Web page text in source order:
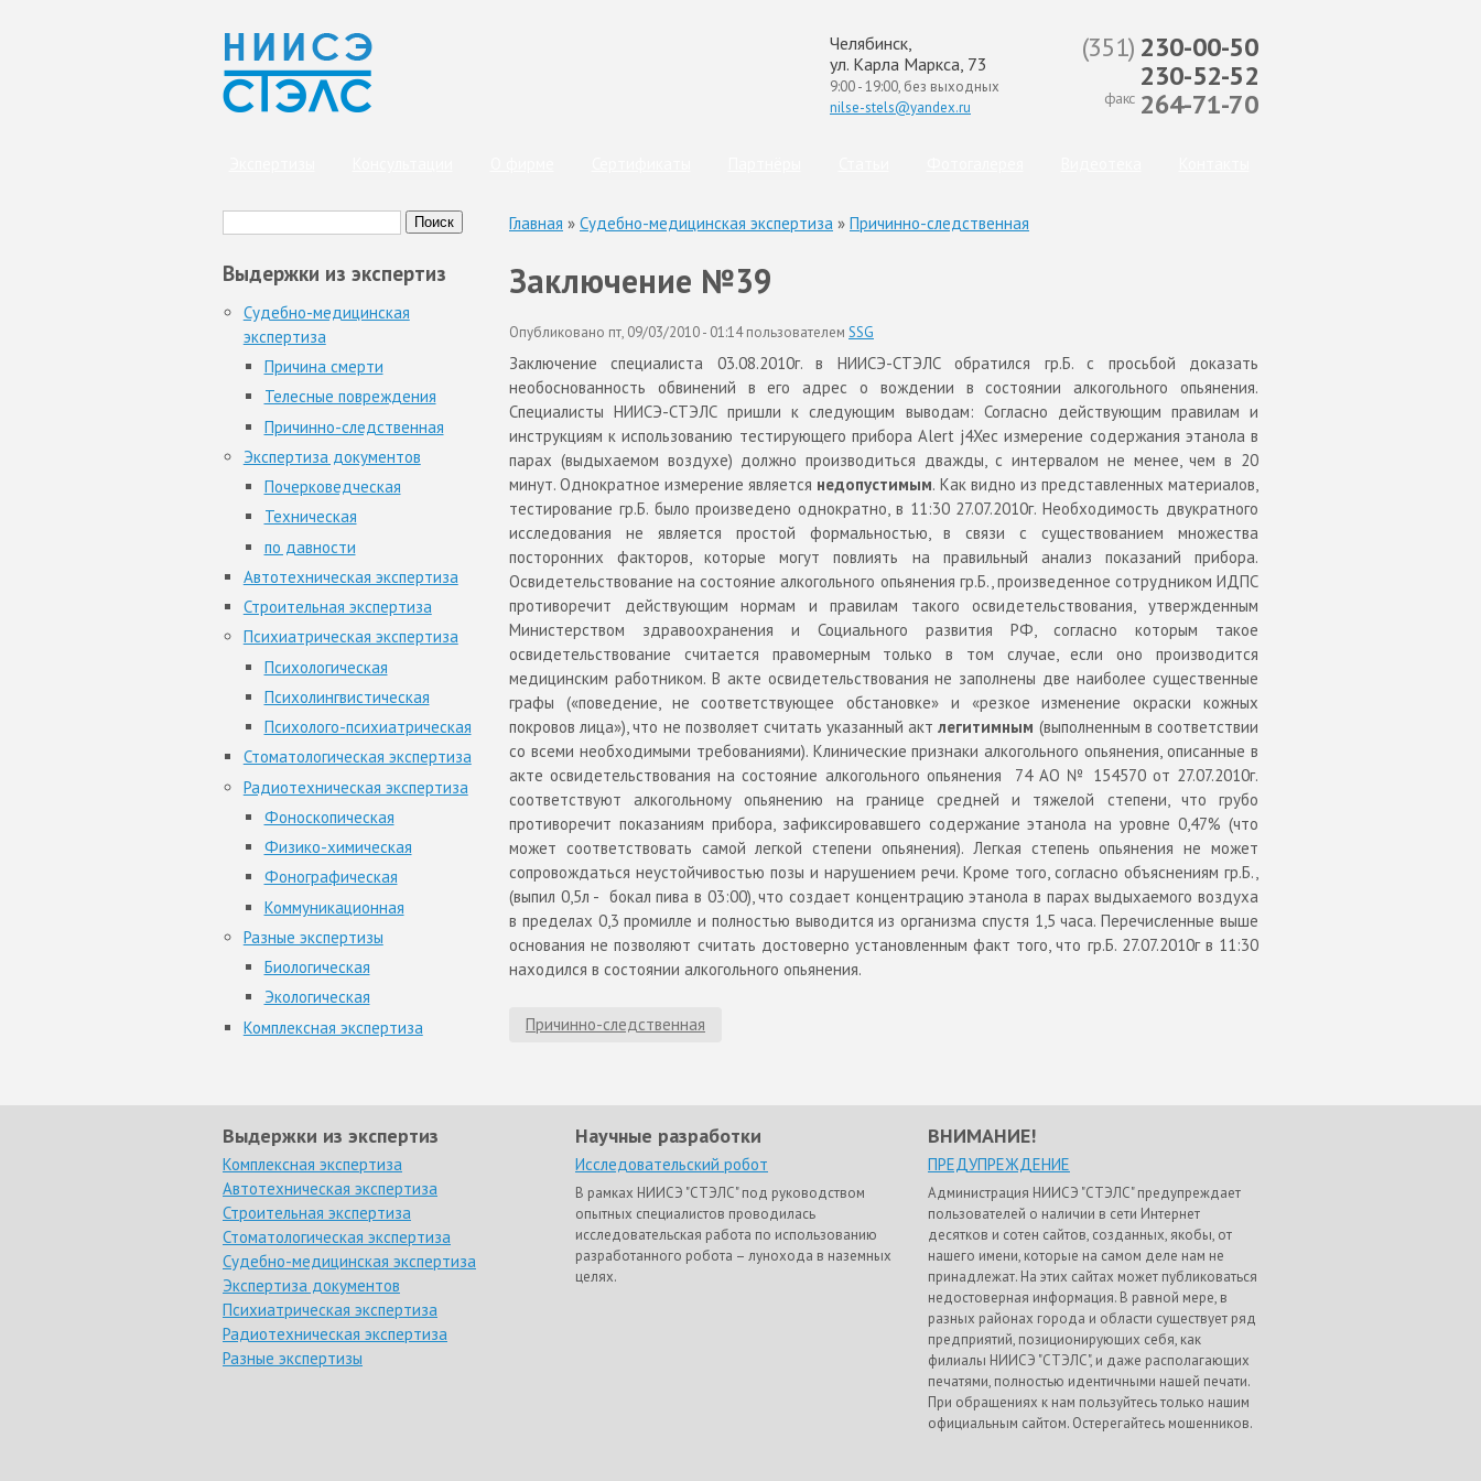
Челябинск,
ул. Карла Маркса, 73
9:00 - 19:00, без выходных
nilse-stels@yandex.ru (ссылка для отправки email)
(351) 230-00-50
230-52-52
факс 264-71-70
Форма поиска
Вы здесь Главная » Судебно-медицинская экспертиза » Причинно-следственная
Заключение №39
Опубликовано пт, 09/03/2010 - 01:14 пользователем SSG
Заключение специалиста 03.08.2010г. в НИИСЭ-СТЭЛС обратился гр.Б. с просьбой доказать
необоснованность обвинений в его адрес о вождении в состоянии алкогольного опьянения.
Специалисты НИИСЭ-СТЭЛС пришли к следующим выводам: Согласно действующим правилам и
инструкциям к использованию тестирующего прибора Alert j4Xec измерение содержания этанола в
парах (выдыхаемом воздухе) должно производиться дважды, с интервалом не менее, чем в 20
минут. Однократное измерение является недопустимым. Как видно из представленных материалов,
тестирование гр.Б. было произведено однократно, в 11:30 27.07.2010г. Необходимость двукратного
исследования не является простой формальностью, в связи с существованием множества
посторонних факторов, которые могут повлиять на правильный анализ показаний прибора.
Освидетельствование на состояние алкогольного опьянения гр.Б., произведенное сотрудником ИДПС
противоречит действующим нормам и правилам такого освидетельствования, утвержденным
Министерством здравоохранения и Социального развития РФ, согласно которым такое
освидетельствование считается правомерным только в том случае, если оно производится
медицинским работником. В акте освидетельствования не заполнены две наиболее существенные
графы («поведение, не соответствующее обстановке» и «резкое изменение окраски кожных
покровов лица»), что не позволяет считать указанный актлегитимным (выполненным в соответствии
со всеми необходимыми требованиями). Клинические признаки алкогольного опьянения, описанные в
акте освидетельствования на состояние алкогольного опьянения
74 АО № 154570 от 27.07.2010г.
соответствуют алкогольному опьянению на границе средней и тяжелой степени, что грубо
противоречит показаниям прибора, зафиксировавшего содержание этанола на уровне 0,47% (что
может соответствовать самой легкой степени опьянения). Легкая степень опьянения не может
сопровождаться неустойчивостью позы и нарушением речи. Кроме того, согласно объяснениям гр.Б.,
(выпил 0,5л - бокал пива в 03:00), что создает концентрацию этанола в парах выдыхаемого воздуха
в пределах 0,3 промилле и полностью выводится из организма спустя 1,5 часа.Перечисленные выше
основания не позволяют считать достоверно установленным факт того, что гр.Б. 27.07.2010г в 11:30
находился в состоянии алкогольного опьянения.
Причинно-следственная
Выдержки из экспертиз
Судебно-медицинская
экспертиза
Причина смерти
Телесные повреждения
Причинно-следственная
Экспертиза документов
Почерковедческая
Техническая
по давности
Автотехническая экспертиза
Строительная экспертиза
Психиатрическая экспертиза
Психологическая
Психолингвистическая
Психолого-психиатрическая
Стоматологическая экспертиза
Радиотехническая экспертиза
Фоноскопическая
Физико-химическая
Фонографическая
Коммуникационная
Разные экспертизы
Биологическая
Экологическая
Комплексная экспертиза
Выдержки из экспертиз
Комплексная экспертиза
Автотехническая экспертиза
Строительная экспертиза
Стоматологическая экспертиза
Судебно-медицинская экспертиза
Экспертиза документов
Психиатрическая экспертиза
Радиотехническая экспертиза
Разные экспертизы
Научные разработки
Исследовательский робот
В рамках НИИСЭ "СТЭЛС" под руководством
опытных специалистов проводилась
исследовательская работа по использованию
разработанного робота – лунохода в наземных
целях.
ВНИМАНИЕ!
ПРЕДУПРЕЖДЕНИЕ
Администрация НИИСЭ "СТЭЛС" предупреждает
пользователей о наличии в сети Интернет
десятков и сотен сайтов, созданных, якобы, от
нашего имени, которые на самом деле нам не
принадлежат. На этих сайтах может публиковаться
недостоверная информация. В равной мере, в
разных районах города и области существует ряд
предприятий, позиционирующих себя, как
филиалы НИИСЭ "СТЭЛС", и даже располагающих
печатями, полностью идентичными нашей печати.
При обращениях к нам пользуйтесь только нашим
официальным сайтом. Остерегайтесь мошенников.